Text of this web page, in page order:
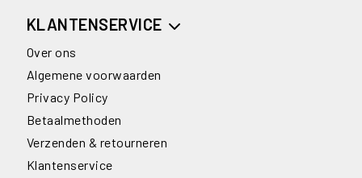
KLANTENSERVICE
Over ons
Algemene voorwaarden
Privacy Policy
Betaalmethoden
Verzenden & retourneren
Klantenservice